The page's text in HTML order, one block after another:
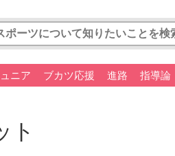
ニア ブカツ応援 進路 指導論
ト